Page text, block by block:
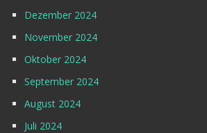
Dezember 2024
November 2024
Oktober 2024
September 2024
August 2024
Juli 2024